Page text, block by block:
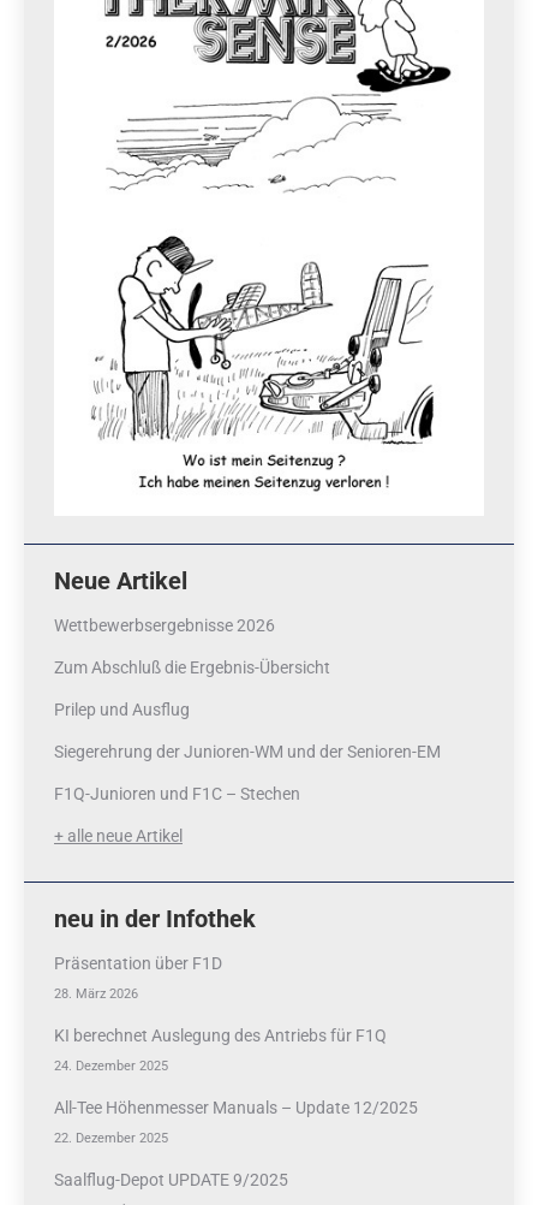
Neue Artikel
Wettbewerbsergebnisse 2026
Zum Abschluß die Ergebnis-Übersicht
Prilep und Ausflug
Siegerehrung der Junioren-WM und der Senioren-EM
F1Q-Junioren und F1C – Stechen
+ alle neue Artikel
neu in der Infothek
Präsentation über F1D
28. März 2026
KI berechnet Auslegung des Antriebs für F1Q
24. Dezember 2025
All-Tee Höhenmesser Manuals – Update 12/2025
22. Dezember 2025
Saalflug-Depot UPDATE 9/2025